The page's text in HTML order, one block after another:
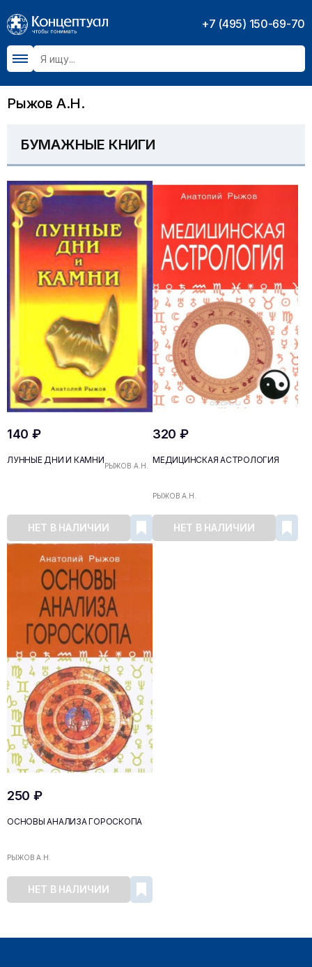
+7 (495) 150-69-70
Рыжов А.Н.
БУМАЖНЫЕ КНИГИ
140 ₽
ЛУННЫЕ ДНИ И КАМНИ
РЫЖОВ А.Н.
НЕТ В НАЛИЧИИ
320 ₽
МЕДИЦИНСКАЯ АСТРОЛОГИЯ
РЫЖОВ А.Н.
НЕТ В НАЛИЧИИ
250 ₽
ОСНОВЫ АНАЛИЗА ГОРОСКОПА
РЫЖОВ А.Н.
НЕТ В НАЛИЧИИ